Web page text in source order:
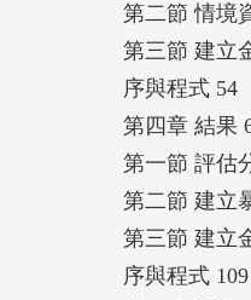
第二節 情境
第三節 建立
序與程式 54
第四章 結果
第一節 評估
第二節 建立
第三節 建立
序與程式 109